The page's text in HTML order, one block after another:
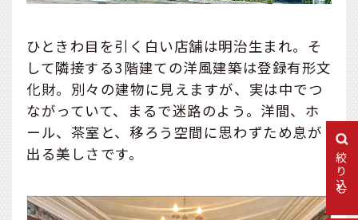
絞り込む
ひときわ目を引く白い店舗は明治生まれ。そ
して隣接する3階建ての洋風建築は登録有形文
化財。別々の建物に見えますが、実は中でつ
ながっていて、まるで迷路のよう。洋間、ホ
ール、茶室と、移ろう空間に思わずため息が
出る美しさです。